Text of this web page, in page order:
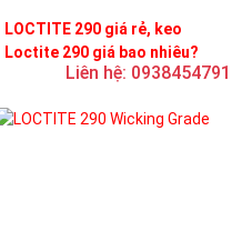
LOCTITE 290 giá rẻ, keo
Loctite 290 giá bao nhiêu?
Liên hệ: 0938454791